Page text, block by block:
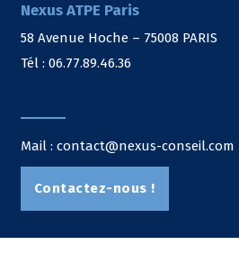
Nexus ATPE Paris
58 Avenue Hoche – 75008 PARIS
Tél : 06.77.89.46.36
Mail : contact@nexus-conseil.com
Contactez-nous !